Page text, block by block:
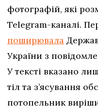
фотографій, які
Telegram-каналі.
поширювала
України з
У тексті вказано
тіл та з’ясування
потопельник